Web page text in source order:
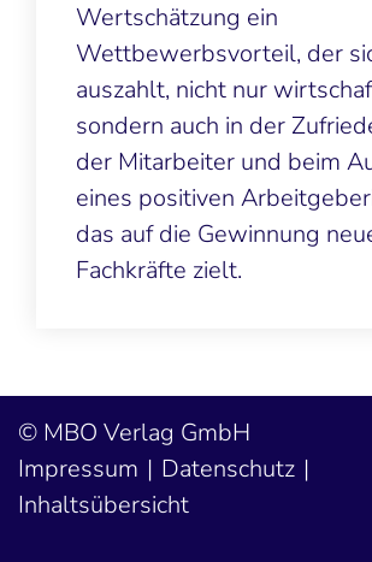
Wertschätzung ein
Wettbewerbsvorteil, der
auszahlt, nicht nur
sondern auch in der
der Mitarbeiter und beim
eines positiven
das auf die Gewinnung
Fachkräfte zielt.
MBO Verlag GmbH
Impressum
Datenschutz
Inhaltsübersicht